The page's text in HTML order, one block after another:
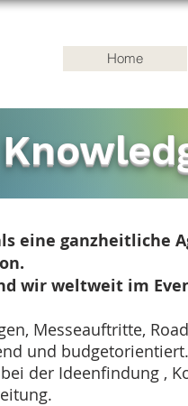
Home
eine ganzheitliche
wir weltweit im
Messeauftritte,
und budgetorientiert.
der Ideenfindung ,